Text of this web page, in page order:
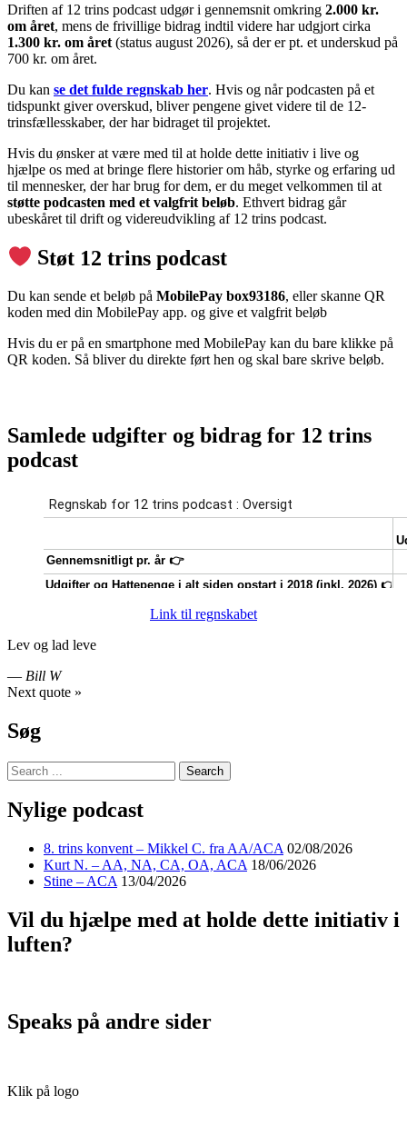
Driften af 12 trins podcast udgør i gennemsnit omkring 2.000 kr.
om året, mens de frivillige bidrag indtil videre har udgjort cirka
1.300 kr. om året (status august 2026), så der er pt. et underskud på
700 kr. om året.
Du kan se det fulde regnskab her. Hvis og når podcasten på et
tidspunkt giver overskud, bliver pengene givet videre til de 12-
trinsfællesskaber, der har bidraget til projektet.
Hvis du ønsker at være med til at holde dette initiativ i live og
hjælpe os med at bringe flere historier om håb, styrke og erfaring ud
til mennesker, der har brug for dem, er du meget velkommen til at
støtte podcasten med et valgfrit beløb. Ethvert bidrag går
ubeskåret til drift og videreudvikling af 12 trins podcast.
Støt 12 trins podcast
Du kan sende et beløb på MobilePay box93186, eller skanne QR
koden med din MobilePay app. og give et valgfrit beløb
Hvis du er på en smartphone med MobilePay kan du bare klikke på
QR koden. Så bliver du direkte ført hen og skal bare skrive beløb.
Samlede udgifter og bidrag for 12 trins
podcast
Link til regnskabet
Lev og lad leve
— Bill W
Next quote »
Søg
Nylige podcast
8. trins konvent – Mikkel C. fra AA/ACA 02/08/2026
Kurt N. – AA, NA, CA, OA, ACA 18/06/2026
Stine – ACA 13/04/2026
Vil du hjælpe med at holde dette initiativ i
luften?
Speaks på andre sider
Klik på logo